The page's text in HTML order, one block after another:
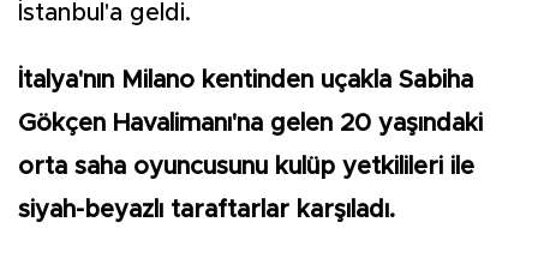
İstanbul'a geldi.
İtalya'nın Milano kentinden uçakla Sabiha
Gökçen Havalimanı'na gelen 20 yaşındaki
orta saha oyuncusunu kulüp yetkilileri ile
siyah-beyazlı taraftarlar karşıladı.